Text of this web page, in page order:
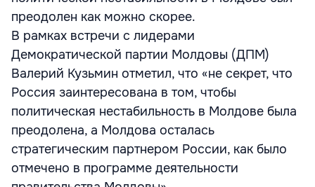
преодолен как можно скорее.
В рамках встречи с лидерами
Демократической партии Молдовы (ДПМ)
Валерий Кузьмин отметил, что «не секрет, что
Россия заинтересована в том, чтобы
политическая нестабильность в Молдове была
преодолена, а Молдова осталась
стратегическим партнером России, как было
отмечено в программе деятельности